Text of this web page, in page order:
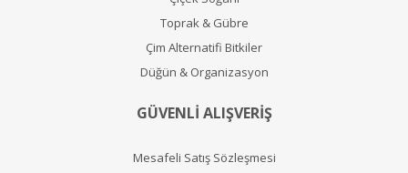
Toprak & Gübre
Çim Alternatifi Bitkiler
Düğün & Organizasyon
GÜVENLİ ALIŞVERİŞ
Mesafeli Satış Sözleşmesi